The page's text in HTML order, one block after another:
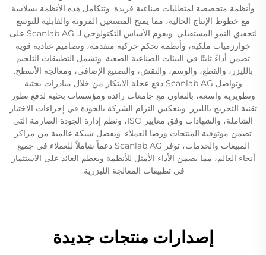
وأنظمة متخصصة لمتطلبات صناعية فريدة. وتتكامل هذه الأنظمة بسلاسة
مع خطوط الإنتاج الحالية، مما يمنح المصنعين المرونة والقابلية للتوسع
لتحقيق النمو المستقبلي. ويقوم الأساس التكنولوجي لـ Scanlab AG على
خوارزميات ملكية، وأنظمة تحكم حركية متقدمة، وتصاميم عتادية قوية
تضمن أداءً ثابتًا في البيئات الصناعية الصعبة. وتشمل التطبيقات التلحيم
بالليزر، والقطع، والوسم، والنقش، والتصنيع الإضافي، ومعالجة الأسطح.
وتواصل Scanlab AG دفع عجلة الابتكار من خلال مبادرات بحثية
وتطويرية واسعة، بالتعاون مع جامعات رائدة ومؤسسات بحثية لدفع تطور
تقنية التحريج بالليزر. وينعكس التزام الشركة بالجودة في إجراءات الاختبار
الشاملة، والشهادات وفق معايير ISO، ونظم إدارة الجودة الصارمة التي
تضمن موثوقية المنتجات ورضا العملاء. وبفضل شبكة عالمية من مراكز
المبيعات والخدمات، توفر Scanlab AG دعماً شاملاً للعملاء في جميع
أنحاء العالم، مما يضمن الأداء الأمثل للأنظمة ويعظم العائد على الاستثمار
في تطبيقات المعالجة الليزرية.
إصدارات منتجات جديدة